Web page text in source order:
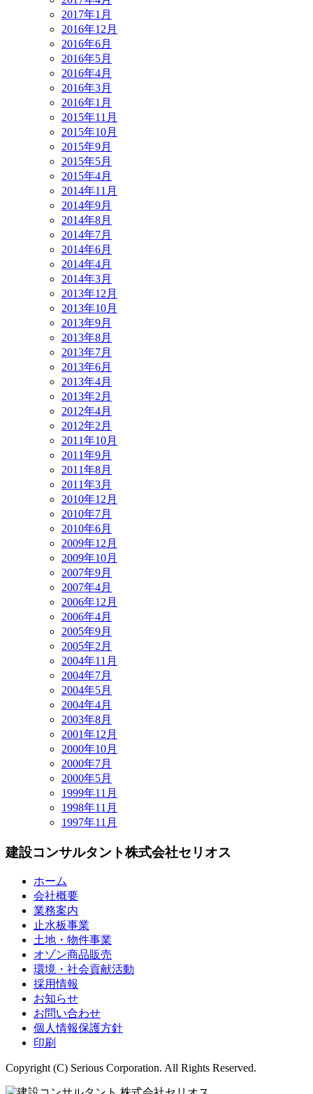
2017年1月
2016年12月
2016年6月
2016年5月
2016年4月
2016年3月
2016年1月
2015年11月
2015年10月
2015年9月
2015年5月
2015年4月
2014年11月
2014年9月
2014年8月
2014年7月
2014年6月
2014年4月
2014年3月
2013年12月
2013年10月
2013年9月
2013年8月
2013年7月
2013年6月
2013年4月
2013年2月
2012年4月
2012年2月
2011年10月
2011年9月
2011年8月
2011年3月
2010年12月
2010年7月
2010年6月
2009年12月
2009年10月
2007年9月
2007年4月
2006年12月
2006年4月
2005年9月
2005年2月
2004年11月
2004年7月
2004年5月
2004年4月
2003年8月
2001年12月
2000年10月
2000年7月
2000年5月
1999年11月
1998年11月
1997年11月
建設コンサルタント株式会社セリオス
ホーム
会社概要
業務案内
止水板事業
土地・物件事業
オゾン商品販売
環境・社会貢献活動
採用情報
お知らせ
お問い合わせ
個人情報保護方針
印刷
Copyright (C) Serious Corporation. All Rights Reserved.